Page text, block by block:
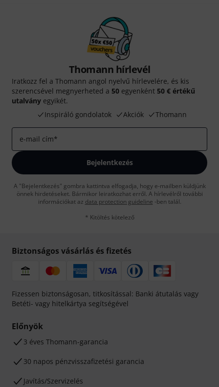
Thomann hírlevél
Iratkozz fel a Thomann angol nyelvű hírlevelére, és kis
szerencsével megnyerheted a 50 egyenként 50 € értékű
utalvány egyikét.
Inspiráló gondolatok
Akciók Thomann
e-mail cím*
Bejelentkezés
A "Bejelentkezés" gombra kattintva elfogadja, hogy e-mailben küldjünk
önnek hirdetéseket. Bármikor leiratkozhat erről. A hírlevélről további
információkat az data protection guideline -ben talál.
* Kitöltés kötelező
Biztonságos vásárlás és fizetés
Fizessen biztonságosan, titkosítással: Banki átutalás vagy
Betéti- vagy hitelkártya segítségével
Előnyök
3 éves Thomann-garancia
30 napos pénzvisszafizetési garancia
Javítás/Szervizelés